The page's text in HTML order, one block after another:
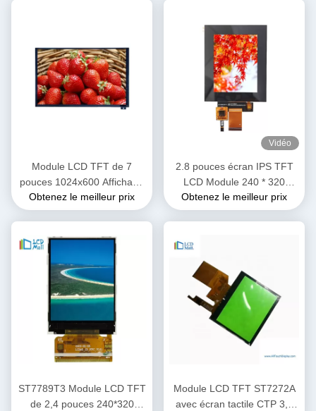
Module LCD TFT de 7
pouces 1024x600 Affichage
pour automobile avec CPT
Touch IPS Grand angle de
Obtenez le meilleur prix
Vidéo
2.8 pouces écran IPS TFT
LCD Module 240 * 320
Transmissif OEM ODM
Obtenez le meilleur prix
ST7789T3 Module LCD TFT
de 2,4 pouces 240*320
Module LCD TFT ST7272A
avec écran tactile CTP 3,5